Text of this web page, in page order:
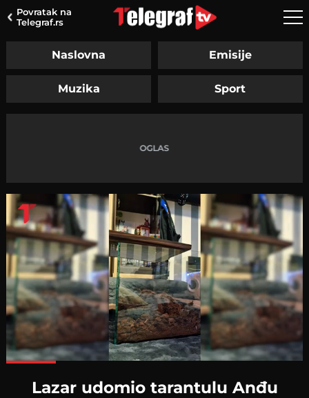
Povratak na
Telegraf.rs
Naslovna Emisije
Muzika Sport
Lazar udomio tarantulu Anđu